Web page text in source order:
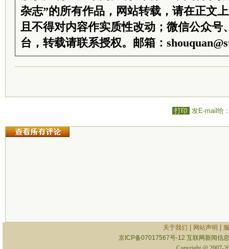
杂志”的所有作品，网站转载，请在正文
且不得对内容作实质性改动；微信公众号
台，转载请联系授权。邮箱：
打印 发E-mail给
关于我们 网站声明
京ICP备07017567号-12 互联网新闻信